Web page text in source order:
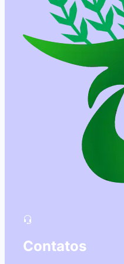
Contatos